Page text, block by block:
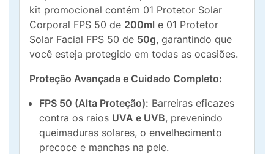
kit promocional contém 01 Protetor Solar
Corporal FPS 50 de 200ml e 01 Protetor
Solar Facial FPS 50 de 50g, garantindo que
você esteja protegido em todas as ocasiões.
Proteção Avançada e Cuidado Completo:
FPS 50 (Alta Proteção): Barreiras eficazes
contra os raios UVA e UVB, prevenindo
queimaduras solares, o envelhecimento
precoce e manchas na pele.